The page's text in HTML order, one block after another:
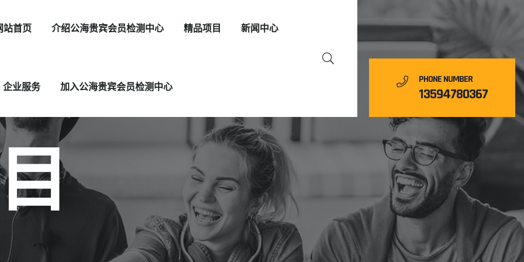
站首页 介绍公海贵宾会员检测中心 精品项目 新闻中心
企业服务 加入公海贵宾会员检测中心
PHONE NUMBER
13594780367